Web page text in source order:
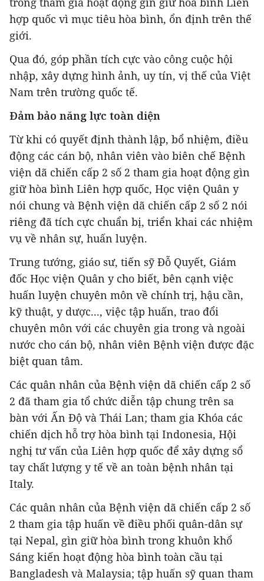
hợp quốc vì mục tiêu hòa bình, ổn định trên thế
giới.
Qua đó, góp phần tích cực vào công cuộc hội
nhập, xây dựng hình ảnh, uy tín, vị thế của Việt
Nam trên trường quốc tế.
Đảm bảo năng lực toàn diện
Từ khi có quyết định thành lập, bổ nhiệm, điều
động các cán bộ, nhân viên vào biên chế Bệnh
viện dã chiến cấp 2 số 2 tham gia hoạt động gìn
giữ hòa bình Liên hợp quốc, Học viện Quân y
nói chung và Bệnh viện dã chiến cấp 2 số 2 nói
riêng đã tích cực chuẩn bị, triển khai các nhiệm
vụ về nhân sự, huấn luyện.
Trung tướng, giáo sư, tiến sỹ Đỗ Quyết, Giám
đốc Học viện Quân y cho biết, bên cạnh việc
huấn luyện chuyên môn về chính trị, hậu cần,
kỹ thuật, y dược..., việc tập huấn, trao đổi
chuyên môn với các chuyên gia trong và ngoài
nước cho cán bộ, nhân viên Bệnh viện được đặc
biệt quan tâm.
Các quân nhân của Bệnh viện dã chiến cấp 2 số
2 đã tham gia tổ chức diễn tập chung trên sa
bàn với Ấn Độ và Thái Lan; tham gia Khóa các
chiến dịch hỗ trợ hòa bình tại Indonesia, Hội
nghị tư vấn của Liên hợp quốc để xây dựng sổ
tay chất lượng y tế về an toàn bệnh nhân tại
Italy.
Các quân nhân của Bệnh viện dã chiến cấp 2 số
2 tham gia tập huấn về điều phối quân-dân sự
tại Nepal, gìn giữ hòa bình trong khuôn khổ
Sáng kiến hoạt động hòa bình toàn cầu tại
Bangladesh và Malaysia; tập huấn sỹ quan tham